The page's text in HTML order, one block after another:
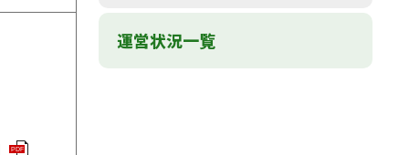
PDF
運営状況一覧